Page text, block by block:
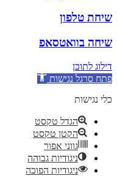
שיחת טלפון
שיחה בוואטסאפ
דילוג לתוכן
פתח סרגל נגישות
כלי נגישות
הגדל טקסט
הקטן טקסט
גווני אפור
ניגודיות גבוהה
ניגודיות הפוכה